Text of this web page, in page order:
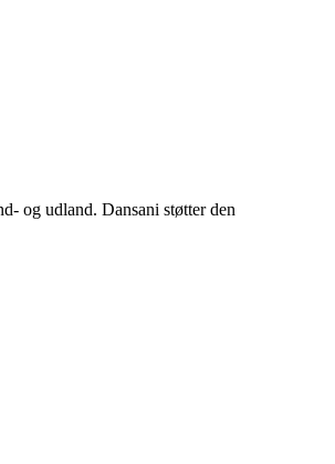
og udland. Dansani støtter den